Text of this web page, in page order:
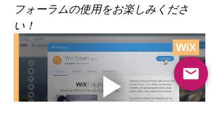
フォーラムの使用をお楽しみくださ
い！